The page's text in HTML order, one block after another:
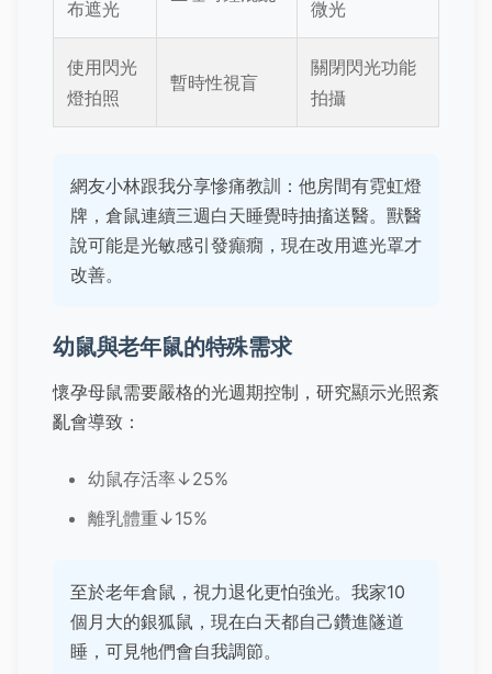
布遮光 微光
使用閃光
燈拍照
暫時性視盲
關閉閃光功能
拍攝
網友小林跟我分享慘痛教訓：他房間有霓虹燈
牌，倉鼠連續三週白天睡覺時抽搐送醫。獸醫
說可能是光敏感引發癲癇，現在改用遮光罩才
改善。
幼鼠與老年鼠的特殊需求
懷孕母鼠需要嚴格的光週期控制，研究顯示光照紊
亂會導致：
幼鼠存活率↓25%
離乳體重↓15%
至於老年倉鼠，視力退化更怕強光。我家10
個月大的銀狐鼠，現在白天都自己鑽進隧道
睡，可見牠們會自我調節。